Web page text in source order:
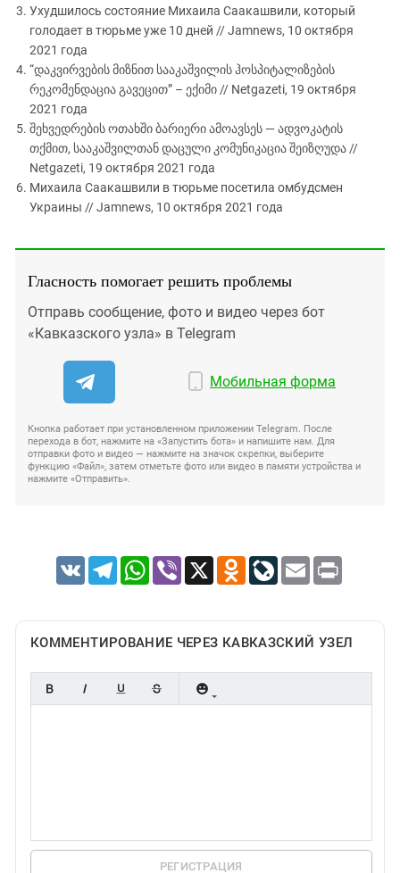
Ухудшилось состояние Михаила Саакашвили, который
голодает в тюрьме уже 10 дней // Jamnews, 10 октября
2021 года
“დაკვირვების მიზნით სააკაშვილის ჰოსპიტალიზების
რეკომენდაცია გავეცით” – ექიმი // Netgazeti, 19 октября
2021 года
შეხვედრების ოთახში ბარიერი ამოავსეს — ადვოკატის
თქმით, სააკაშვილთან დაცული კომუნიკაცია შეიზღუდა //
Netgazeti, 19 октября 2021 года
Михаила Саакашвили в тюрьме посетила омбудсмен
Украины // Jamnews, 10 октября 2021 года
Гласность помогает решить проблемы
Отправь сообщение, фото и видео через бот
«Кавказского узла» в Telegram
Мобильная форма
Кнопка работает при установленном приложении Telegram. После
перехода в бот, нажмите на «Запустить бота» и напишите нам. Для
отправки фото и видео — нажмите на значок скрепки, выберите
функцию «Файл», затем отметьте фото или видео в памяти устройства и
нажмите «Отправить».
VK TelegramWhatsApp
Viber X Odnoklassniki
LiveJournal
Email Print
КОММЕНТИРОВАНИЕ ЧЕРЕЗ КАВКАЗСКИЙ УЗЕЛ
РЕГИСТРАЦИЯ